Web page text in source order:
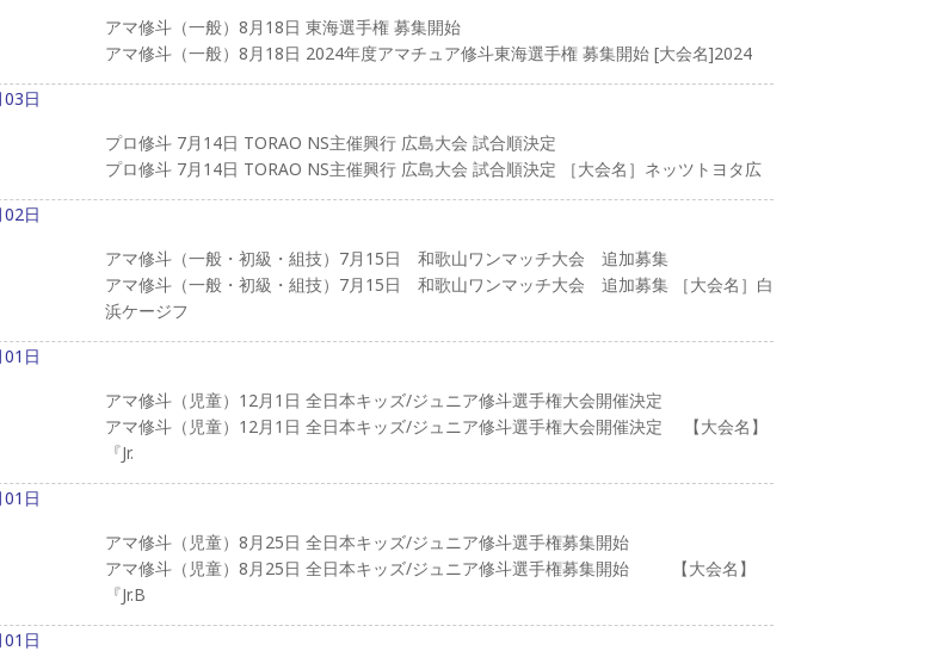
アマ修斗（一般）8月18日 東海選手権 募集開始
アマ修斗（一般）8月18日 2024年度アマチュア修斗東海選手権 募集開始 [大会名]2024
日
プロ修斗 7月14日 TORAO NS主催興行 広島大会 試合順決定
プロ修斗 7月14日 TORAO NS主催興行 広島大会 試合順決定 ［大会名］ネッツトヨタ広
日
アマ修斗（一般・初級・組技）7月15日 和歌山ワンマッチ大会 追加募集
アマ修斗（一般・初級・組技）7月15日 和歌山ワンマッチ大会 追加募集 ［大会名］白
浜ケージフ
日
アマ修斗（児童）12月1日 全日本キッズ/ジュニア修斗選手権大会開催決定
アマ修斗（児童）12月1日 全日本キッズ/ジュニア修斗選手権大会開催決定 【大会名】
『Jr.
日
アマ修斗（児童）8月25日 全日本キッズ/ジュニア修斗選手権募集開始
アマ修斗（児童）8月25日 全日本キッズ/ジュニア修斗選手権募集開始 【大会名】
『Jr.B
日